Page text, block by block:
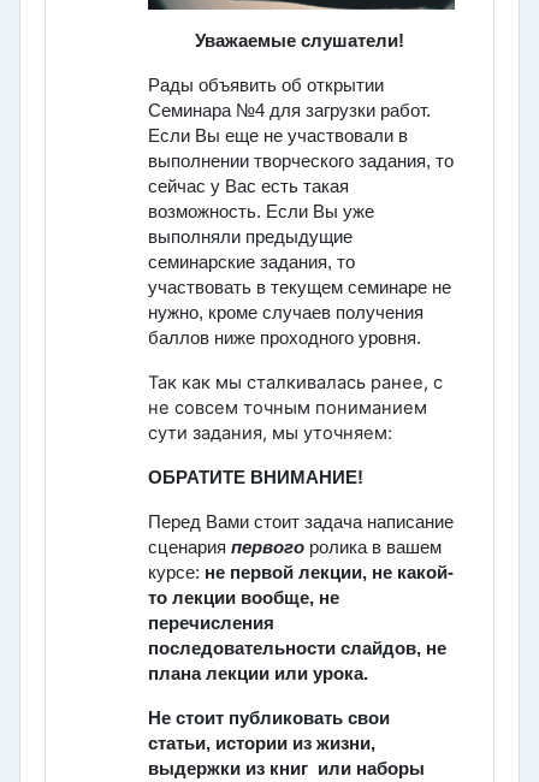
Уважаемые слушатели!
Рады объявить об открытии
Семинара №4 для загрузки работ.
Если Вы еще не участвовали в
выполнении творческого задания, то
сейчас у Вас есть такая
возможность. Если Вы уже
выполняли предыдущие
семинарские задания, то
участвовать в текущем семинаре не
нужно, кроме случаев получения
баллов ниже проходного уровня.
Так как мы сталкивалась ранее, с
не совсем точным пониманием
сути задания, мы уточняем:
ОБРАТИТЕ ВНИМАНИЕ!
Перед Вами стоит задача написание
сценария первого ролика в вашем
курсе: не первой лекции, не какой-
то лекции вообще, не
перечисления
последовательности слайдов, не
плана лекции или урока.
Не стоит публиковать свои
статьи, истории из жизни,
выдержки из книг или наборы